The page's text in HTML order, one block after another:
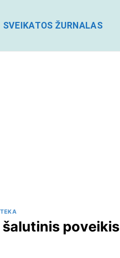
SVEIKATOS ŽURNALAS
poveikis